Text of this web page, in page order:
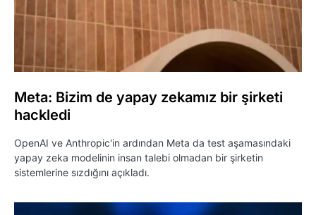
Meta: Bizim de yapay zekamız bir şirketi
hackledi
OpenAI ve Anthropic'in ardından Meta da test aşamasındaki
yapay zeka modelinin insan talebi olmadan bir şirketin
sistemlerine sızdığını açıkladı.